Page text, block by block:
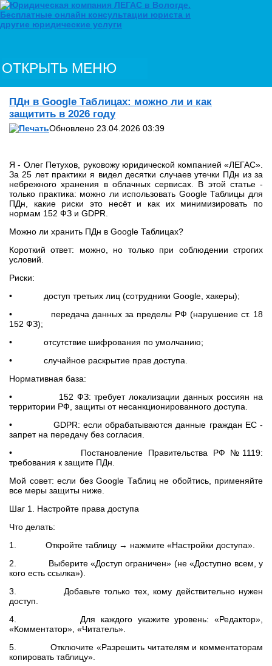
ОТКРЫТЬ МЕНЮ
ПДн в Google Таблицах: можно ли и как
защитить в 2026 году
Обновлено 23.04.2026 03:39
Я - Олег Петухов, руковожу юридической компанией «ЛЕГАС».
За 25 лет практики я видел десятки случаев утечки ПДн из за
небрежного хранения в облачных сервисах. В этой статье -
только практика: можно ли использовать Google Таблицы для
ПДн, какие риски это несёт и как их минимизировать по
нормам 152 ФЗ и GDPR.
Можно ли хранить ПДн в Google Таблицах?
Короткий ответ: можно, но только при соблюдении строгих
условий.
Риски:
• доступ третьих лиц (сотрудники Google, хакеры);
• передача данных за пределы РФ (нарушение ст. 18
152 ФЗ);
• отсутствие шифрования по умолчанию;
• случайное раскрытие прав доступа.
Нормативная база:
• 152 ФЗ: требует локализации данных россиян на
территории РФ, защиты от несанкционированного доступа.
• GDPR: если обрабатываются данные граждан ЕС -
запрет на передачу без согласия.
• Постановление Правительства РФ №1119:
требования к защите ПДн.
Мой совет: если без Google Таблиц не обойтись, применяйте
все меры защиты ниже.
Шаг 1. Настройте права доступа
Что делать:
1. Откройте таблицу → нажмите «Настройки доступа».
2. Выберите «Доступ ограничен» (не «Доступно всем, у
кого есть ссылка»).
3. Добавьте только тех, кому действительно нужен
доступ.
4. Для каждого укажите уровень: «Редактор»,
«Комментатор», «Читатель».
5. Отключите «Разрешить читателям и комментаторам
копировать таблицу».